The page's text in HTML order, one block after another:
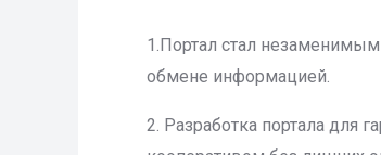
1.Портал стал
обмене информацией.
2. Разработка портала для